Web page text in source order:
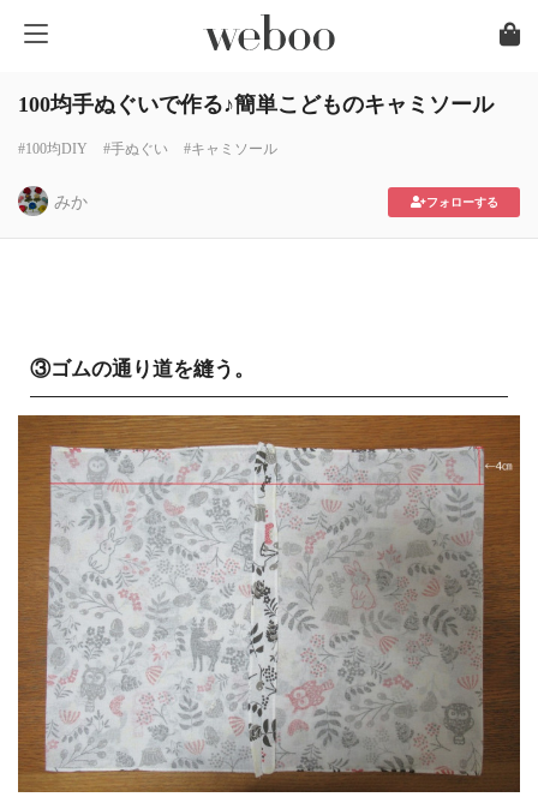
100均手ぬぐいで作る♪簡単こどものキャミソール
#100均DIY #手ぬぐい #キャミソール
みか フォローする
③ゴムの通り道を縫う。